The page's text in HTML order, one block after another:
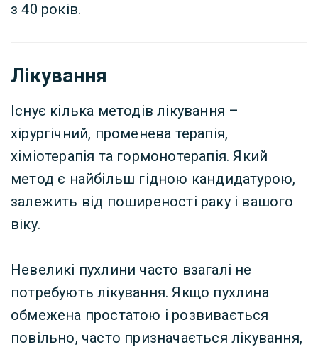
з 40 років.
Лікування
Існує кілька методів лікування –
хірургічний, променева терапія,
хіміотерапія та гормонотерапія. Який
метод є найбільш гідною кандидатурою,
залежить від поширеності раку і вашого
віку.
Невеликі пухлини часто взагалі не
потребують лікування. Якщо пухлина
обмежена простатою і розвивається
повільно, часто призначається лікування,